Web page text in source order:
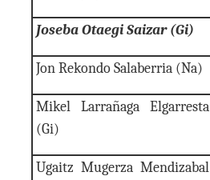
Joseba Otaegi Saizar (Gi)
Jon Rekondo Salaberria (Na)
Mikel Larrañaga Elgarresta
(Gi)
Ugaitz Mugerza Mendizabal